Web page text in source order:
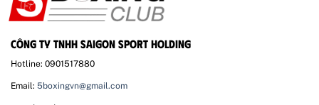
CÔNG TY TNHH SAIGON SPORT HOLDING
Hotline: 0901517880
Email: 5boxingvn@gmail.com